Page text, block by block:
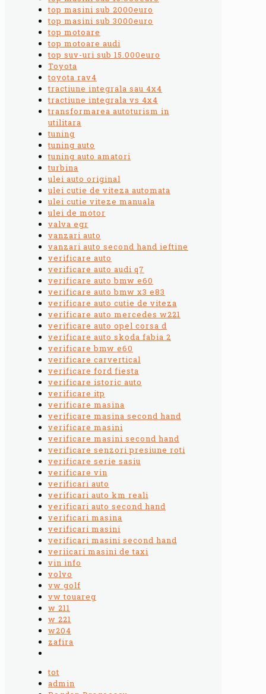
top masini sub 2000euro
top masini sub 3000euro
top motoare
top motoare audi
top suv-uri sub 15.000euro
Toyota
toyota rav4
tractiune integrala sau 4x4
tractiune integrala vs 4x4
transformarea autoturism in
utilitara
tuning
tuning auto
tuning auto amatori
turbina
ulei auto original
ulei cutie de viteza automata
ulei cutie viteze manuala
ulei de motor
valva egr
vanzari auto
vanzari auto second hand ieftine
verificare auto
verificare auto audi q7
verificare auto bmw e60
verificare auto bmw x3 e83
verificare auto cutie de viteza
verificare auto mercedes w221
verificare auto opel corsa d
verificare auto skoda fabia 2
verificare bmw e60
verificare carvertical
verificare ford fiesta
verificare istoric auto
verificare itp
verificare masina
verificare masina second hand
verificare masini
verificare masini second hand
verificare senzori presiune roti
verificare serie sasiu
verificare vin
verificari auto
verificari auto km reali
verificari auto second hand
verificari masina
verificari masini
verificari masini second hand
veriicari masini de taxi
vin info
volvo
vw golf
vw touareg
w 211
w 221
w204
zafira
tot
admin